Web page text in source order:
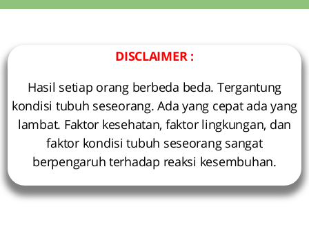
DISCLAIMER :
Hasil setiap orang berbeda beda. Tergantung
kondisi tubuh seseorang. Ada yang cepat ada yang
lambat. Faktor kesehatan, faktor lingkungan, dan
faktor kondisi tubuh seseorang sangat
berpengaruh terhadap reaksi kesembuhan.